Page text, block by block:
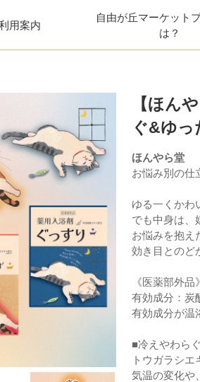
用案内
自由が丘マーケット
は？
【ほん
ぐ&ゆっ
ほんやら堂
お悩み別の仕
ゆる一くかわ
でも中身は、
お悩みを抱え
効き目とのど
《医薬部外品》
有効成分：炭
有効成分が温
■冷えやわら
トウガラシ
気温の変化や